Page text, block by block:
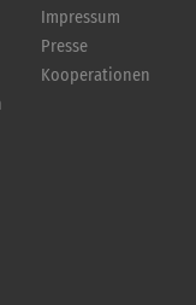
Impressum
Presse
Kooperationen